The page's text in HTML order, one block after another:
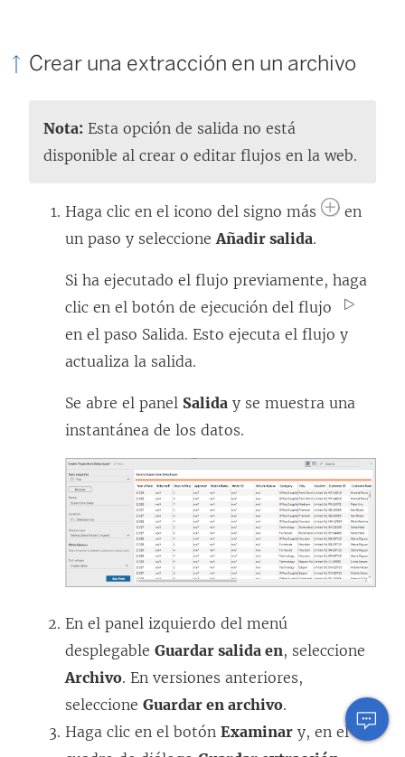
a
u
e
a
)
a
e
n
a
n
n
u
e
Crear una extracción en un archivo
Nota: Esta opción de salida no está
disponible al crear o editar flujos en la web.
Haga clic en el icono del signo más
en
un paso y seleccioneAñadir salida.
Si ha ejecutado el flujo previamente, haga
clic en el botón de ejecución del flujo
en el paso Salida. Esto ejecuta el flujo y
actualiza la salida.
Se abre el panel Salida y se muestra una
instantánea de los datos.
En el panel izquierdo del menú
desplegable Guardar salida en, seleccione
Archivo. En versiones anteriores,
seleccione Guardar en archivo.
Haga clic en el botón Examinar y, en el